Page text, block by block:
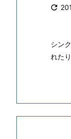

シン
れた